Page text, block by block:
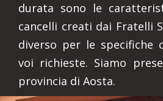
durata sono le
cancelli creati dai Fratelli
diverso per le specifiche
voi richieste. Siamo
provincia di Aosta.